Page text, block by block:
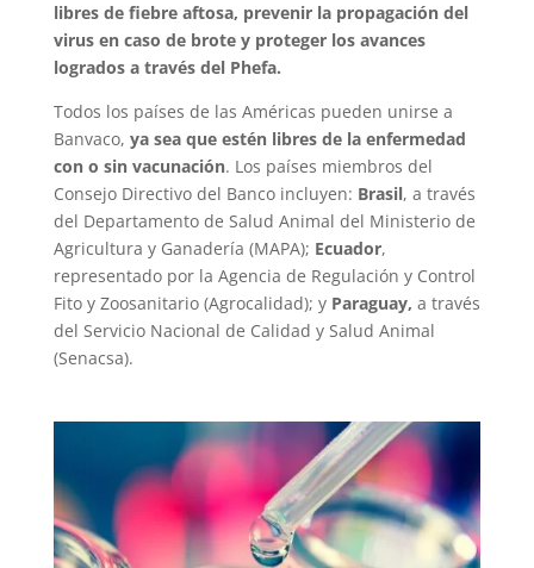
libres de fiebre aftosa, prevenir la propagación del
virus en caso de brote y proteger los avances
logrados a través del Phefa.
Todos los países de las Américas pueden unirse a
Banvaco, ya sea que estén libres de la enfermedad
con o sin vacunación. Los países miembros del
Consejo Directivo del Banco incluyen: Brasil, a través
del Departamento de Salud Animal del Ministerio de
Agricultura y Ganadería (MAPA); Ecuador,
representado por la Agencia de Regulación y Control
Fito y Zoosanitario (Agrocalidad); y Paraguay, a través
del Servicio Nacional de Calidad y Salud Animal
(Senacsa).